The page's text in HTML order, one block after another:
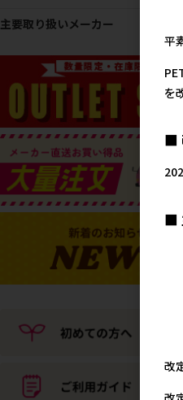
主要取り扱いメーカー
平
を
■
■
改